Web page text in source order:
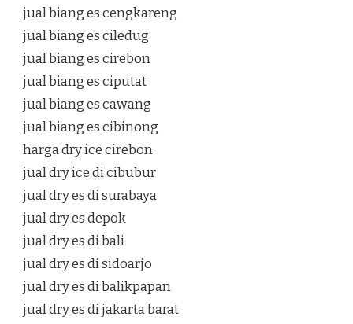
jual biang es cengkareng
jual biang es ciledug
jual biang es cirebon
jual biang es ciputat
jual biang es cawang
jual biang es cibinong
harga dry ice cirebon
jual dry ice di cibubur
jual dry es di surabaya
jual dry es depok
jual dry es di bali
jual dry es di sidoarjo
jual dry es di balikpapan
jual dry es di jakarta barat